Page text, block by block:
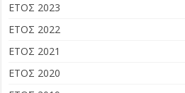
ΕΤΟΣ 2023
ΕΤΟΣ 2022
ΕΤΟΣ 2021
ΕΤΟΣ 2020